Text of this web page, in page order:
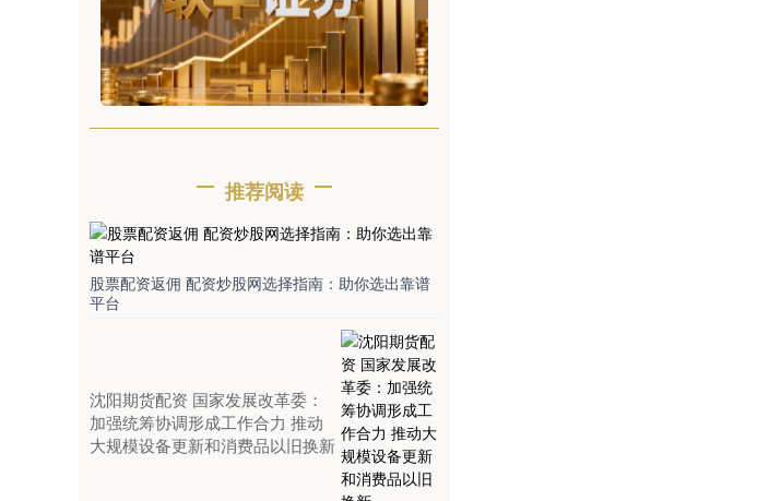
推荐阅读
股票配资返佣 配资炒股网选择指南：助你选出靠谱
平台
沈阳期货配资 国家发展改革委：
加强统筹协调形成工作合力 推动
大规模设备更新和消费品以旧换新